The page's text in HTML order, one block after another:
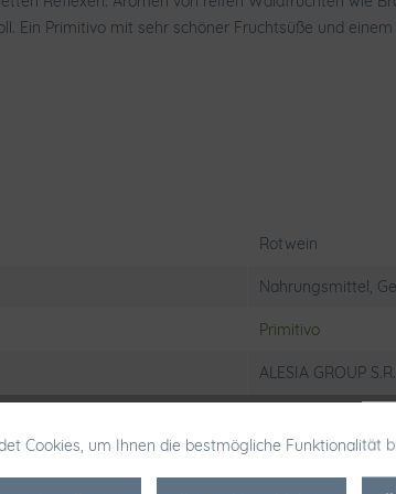
Ein Primitivo mit sehr schöner Fruchtsüße und
Rotwein
Nahrungsmittel,
Primitivo
ALESIA GROUP
Cookies, um Ihnen die bestmögliche Funktionalität